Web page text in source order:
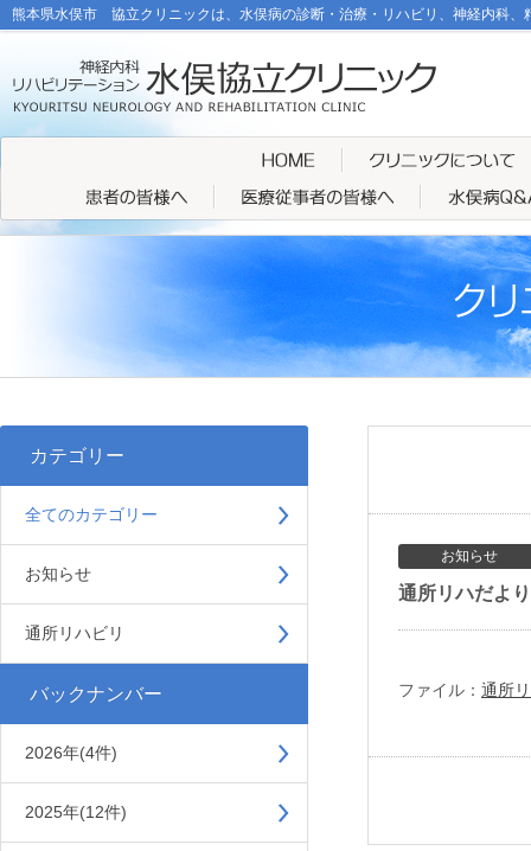
熊本県水俣市 協立クリニックは、水俣病の診断・治療・リハビリ、神経内科、
カテゴリー
全てのカテゴリー
お知らせ
通所リハビリ
バックナンバー
2026年(4件)
2025年(12件)
お知らせ
通所リハだよ
ファイル： 通所